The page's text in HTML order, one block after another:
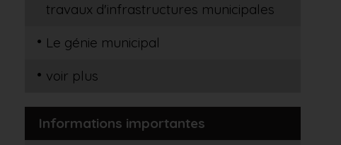
travaux d'infrastructures municipales
Le génie municipal
voir plus
Informations importantes